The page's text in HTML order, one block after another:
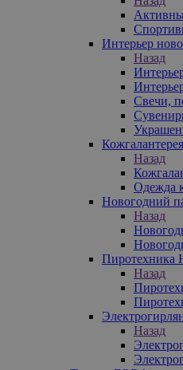
Интерьер
Назад
Свечи,
Назад
Одежда
Новогодний
Назад
Пиротехника
Назад
Назад